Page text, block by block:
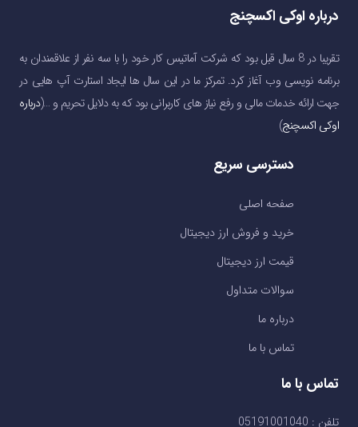
درباره اوکی اکسچنج
تقریبا در 8 سال قبل بود که شرکت آماتیس کار خود را با سه نفر از علاقمندان به
برنامه نویسی وب آغاز کرد. تمرکز ما در این سال ها ایجاد استارت آپ هایی در
جهت ارائه خدمات مالی و رفع نیاز های کاربرانی بود که به دلایل تحریم و …(درباره
اوکی اکسچنج)
دسترسی سریع
صفحه اصلی
خرید و فروش ارز دیجیتال
قیمت ارز دیجیتال
سوالات متداول
درباره ما
تماس با ما
تماس با ما
تلفن : 05191001040